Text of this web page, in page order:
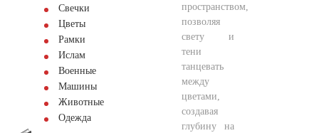
Свечки
Цветы
Рамки
Ислам
Военные
Машины
Животные
Одежда
пространством,
позволяя
свету и
тени
танцевать
между
цветами,
создавая
глубину на